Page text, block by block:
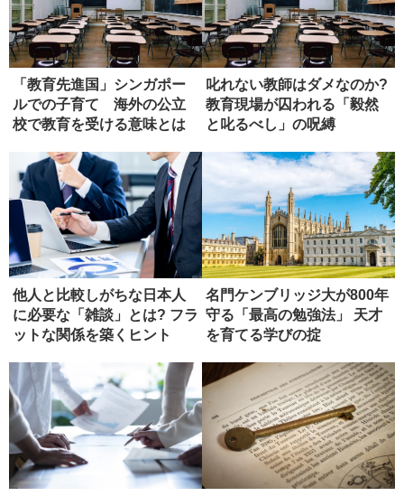
「教育先進国」シンガポー
ルでの子育て 海外の公立
校で教育を受ける意味とは
叱れない教師はダメなのか?
教育現場が囚われる「毅然
と叱るべし」の呪縛
他人と比較しがちな日本人
に必要な「雑談」とは? フラ
ットな関係を築くヒント
名門ケンブリッジ大が800年
守る「最高の勉強法」 天才
を育てる学びの掟